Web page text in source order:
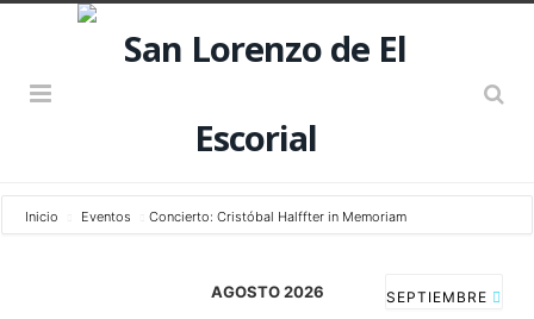
Inicio Eventos Concierto: Cristóbal Halffter in Memoriam
AGOSTO 2026 SEPTIEMBRE